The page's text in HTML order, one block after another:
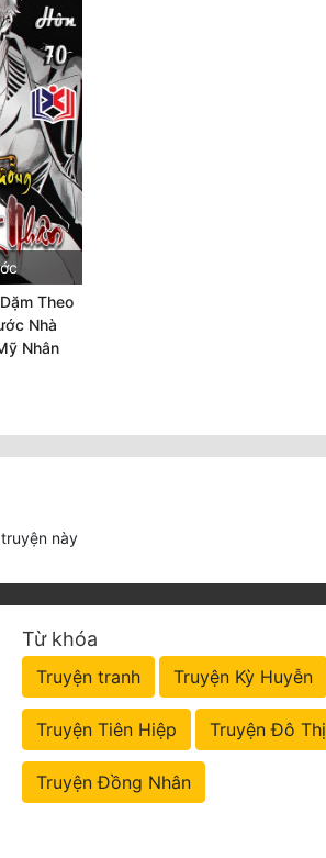
Theo
Nhà
Nhân
này
Từ khóa
Truyện tranh Truyện Kỳ Huyễn
Truyện Tiên Hiệp Truyện Đô Thị
Truyện Đồng Nhân